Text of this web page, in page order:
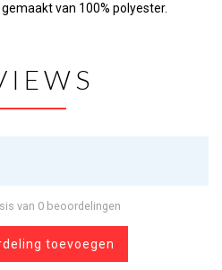
van 100% polyester.
van 0 beoordelingen
toevoegen